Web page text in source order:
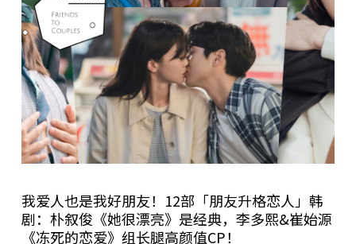
我爱人也是我好朋友！12部「朋友升格恋人」韩
剧：朴叙俊《她很漂亮》是经典，李多熙&崔始源
《冻死的恋爱》组长腿高颜值CP！